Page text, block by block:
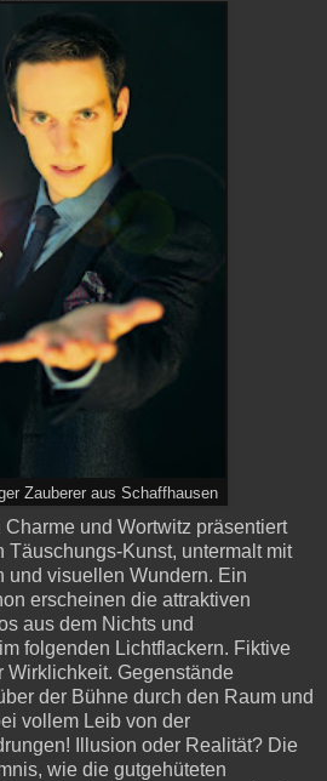
Zauberer aus Schaffhausen
und Wortwitz präsentiert
Täuschungs-Kunst, untermalt mit
und visuellen Wundern. Ein
erscheinen die attraktiven
aus dem Nichts und
folgenden Lichtflackern. Fiktive
Wirklichkeit. Gegenstände
der Bühne durch den Raum und
vollem Leib von der
Illusion oder Realität? Die
wie die gutgehüteten